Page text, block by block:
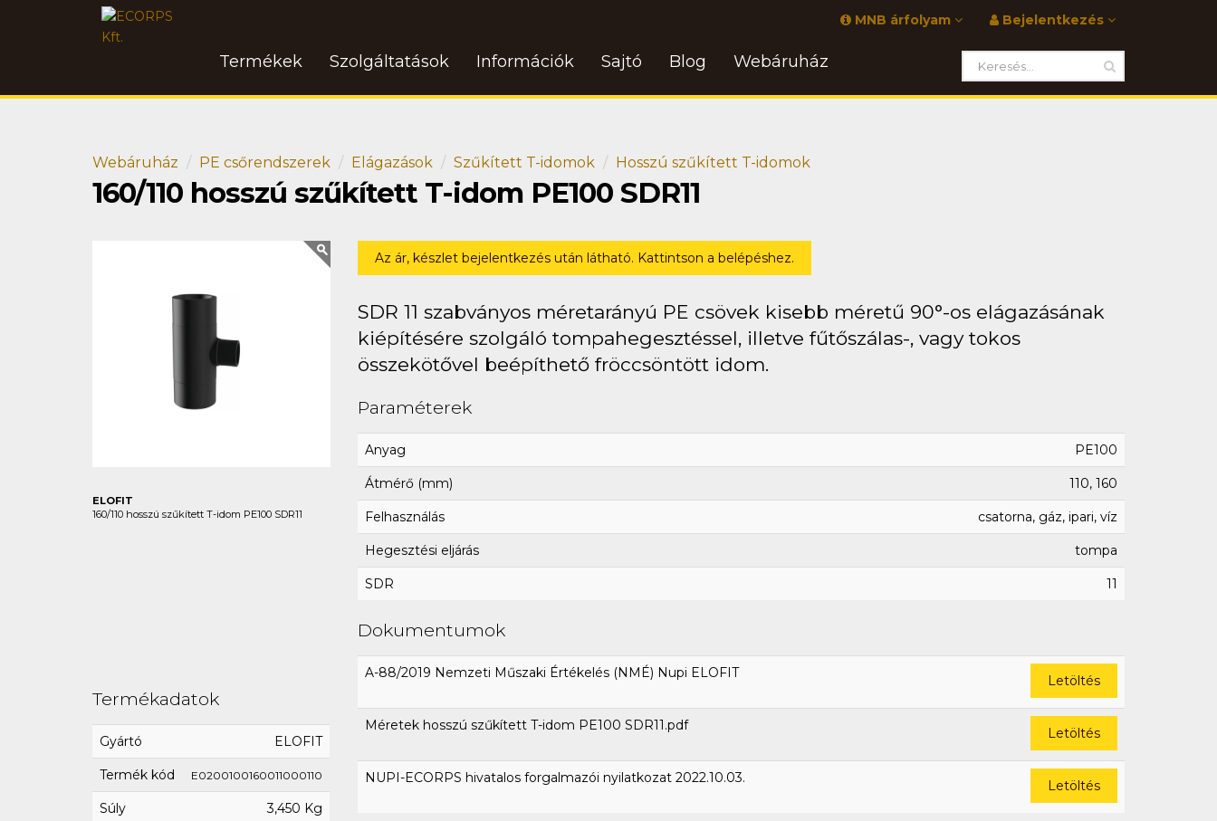
Bejelentkezés
MNB árfolyam
Termékek Szolgáltatások Információk Sajtó Blog Webáruház
Webáruház PE csőrendszerek Elágazások Szűkített T-idomok Hosszú szűkített T-idomok
160/110 hosszú szűkített T-idom PE100 SDR11
ELOFIT
160/110 hosszú szűkített T-idom PE100 SDR11
Az ár, készlet bejelentkezés után látható. Kattintson a belépéshez.
SDR 11 szabványos méretarányú PE csövek kisebb méretű 90°-os elágazásának
kiépítésére szolgáló tompahegesztéssel, illetve fűtőszálas-, vagy tokos
összekötővel beépíthető fröccsöntött idom.
Paraméterek
Anyag PE100
Átmérő (mm) 110, 160
Felhasználás csatorna, gáz, ipari, víz
Hegesztési eljárás tompa
SDR 11
Dokumentumok
A-88/2019 Nemzeti Műszaki Értékelés (NMÉ) Nupi ELOFIT Letöltés
Méretek hosszú szűkített T-idom PE100 SDR11.pdf Letöltés
NUPI-ECORPS hivatalos forgalmazói nyilatkozat 2022.10.03. Letöltés
Termékadatok
Gyártó ELOFIT
Termék kód E0200100160011000110
Súly 3,450 Kg